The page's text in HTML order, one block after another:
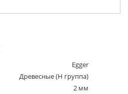
Egger
Древесные (Н группа)
2 мм